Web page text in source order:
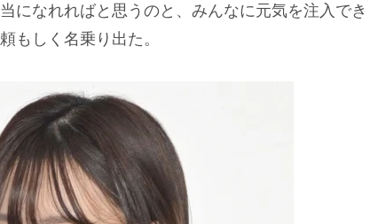
になれればと思うのと、みんなに元気を注入でき
もしく名乗り出た。